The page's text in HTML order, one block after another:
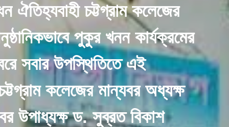
ঐতিহ্যবাহী চট্টগ্রাম কলেজের
পুকুর খনন কার্যক্রমের
সবার উপস্থিতিতে এই
কলেজের মান্যবর অধ্যক্ষ
উপাধ্যক্ষ ড. সুব্রত বিকাশ